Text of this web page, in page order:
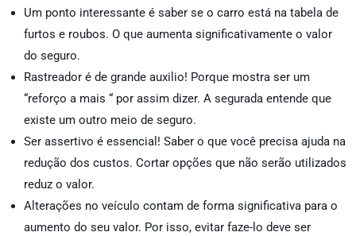
Um ponto interessante é saber se o carro está na tabela de
furtos e roubos. O que aumenta significativamente o valor
do seguro.
Rastreador é de grande auxilio! Porque mostra ser um
“reforço a mais “ por assim dizer. A segurada entende que
existe um outro meio de seguro.
Ser assertivo é essencial! Saber o que você precisa ajuda na
redução dos custos. Cortar opções que não serão utilizados
reduz o valor.
Alterações no veículo contam de forma significativa para o
aumento do seu valor. Por isso, evitar faze-lo deve ser